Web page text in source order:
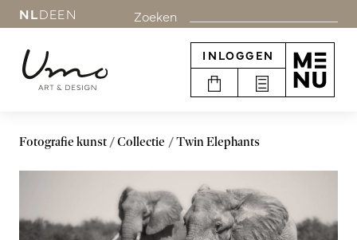
NLDEEN Zoeken
INLOGGEN
Fotografie kunst Collectie Twin Elephants